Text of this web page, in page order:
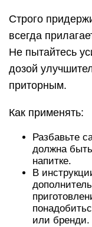
Строго
всегда
Не пытайтесь
дозой
приторным.
Как применять:
Разбавьте
должна
напитке.
В
или бренди.